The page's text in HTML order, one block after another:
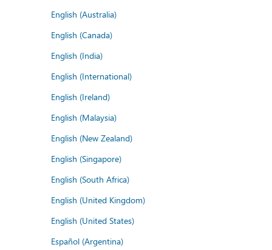
English (Australia)
English (Canada)
English (India)
English (International)
English (Ireland)
English (Malaysia)
English (New Zealand)
English (Singapore)
English (South Africa)
English (United Kingdom)
English (United States)
Español (Argentina)